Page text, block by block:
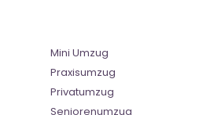
Mini Umzug
Praxisumzug
Privatumzug
Seniorenumzug